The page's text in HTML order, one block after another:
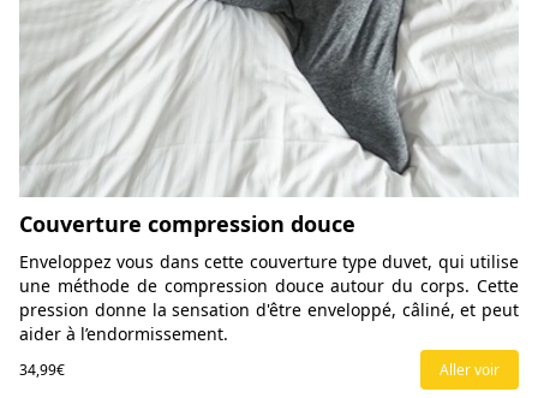
Couverture compression douce
Enveloppez vous dans cette couverture type duvet, qui utilise
une méthode de compression douce autour du corps. Cette
pression donne la sensation d'être enveloppé, câliné, et peut
aider à l’endormissement.
34,99€ Aller voir